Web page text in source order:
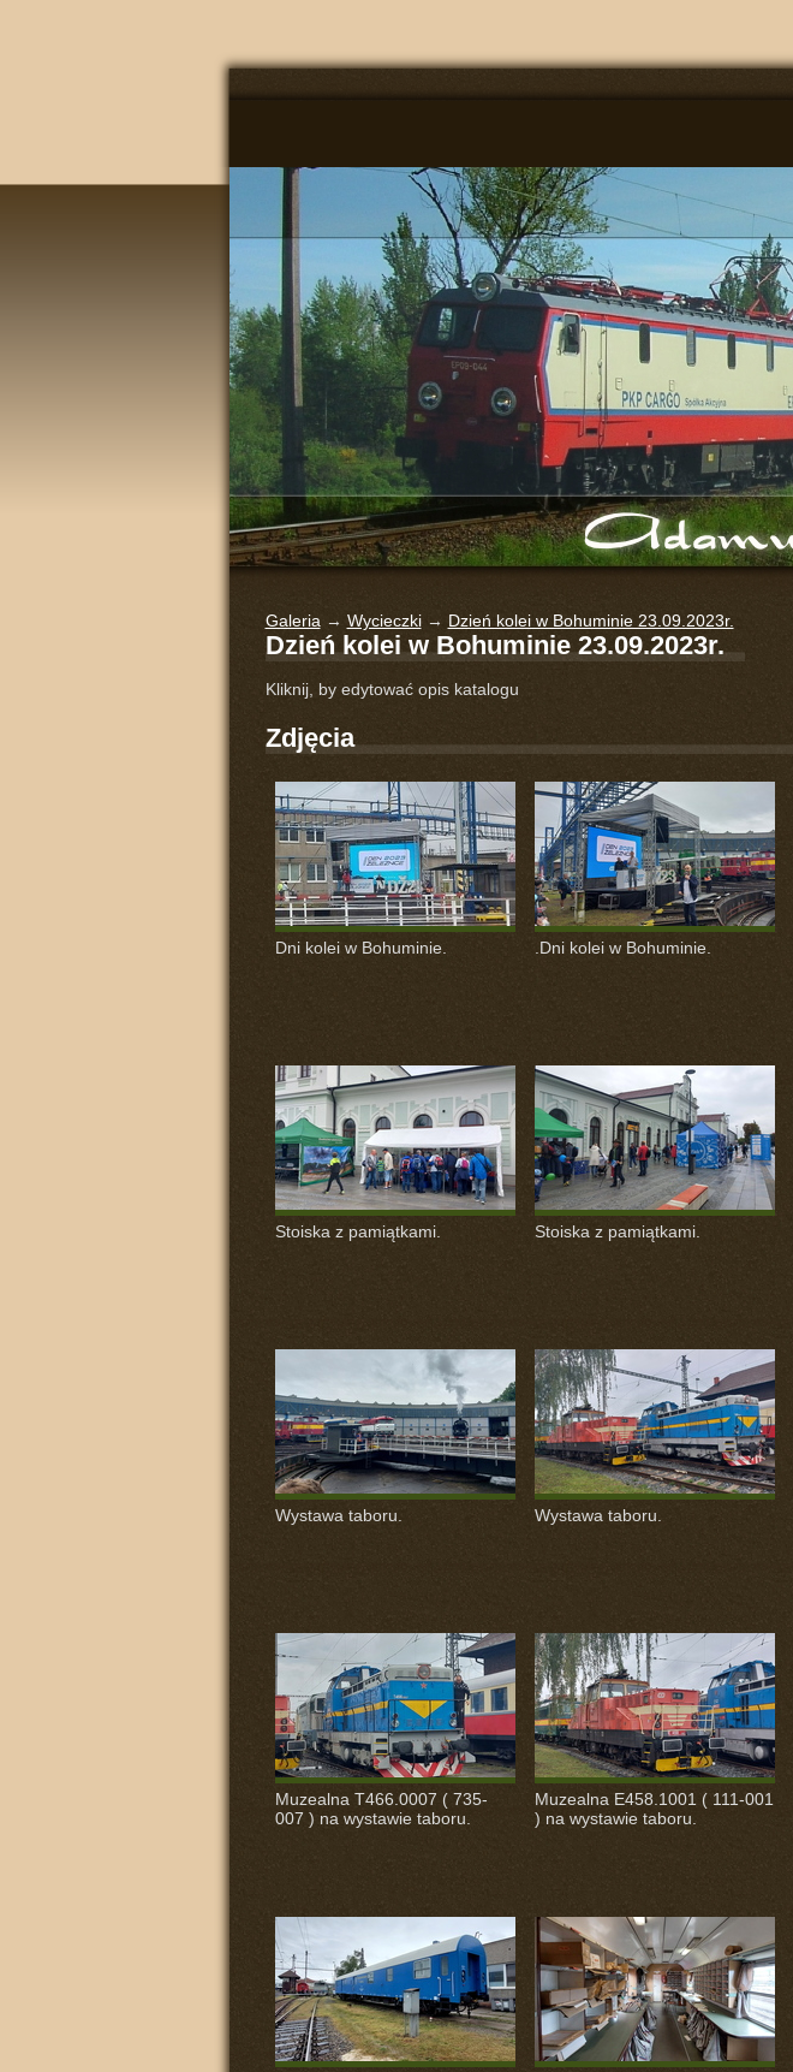
Galeria → Wycieczki→ Dzień kolei w Bohuminie 23.09.2023r.
Dzień kolei w Bohuminie 23.09.2023r.
Kliknij, by edytować opis katalogu
Zdjęcia
Dni kolei w Bohuminie. .Dni kolei w Bohuminie.
Stoiska z pamiątkami. Stoiska z pamiątkami.
Wystawa taboru. Wystawa taboru.
Muzealna T466.0007 ( 735-
007 ) na wystawie taboru.
Muzealna E458.1001 ( 111-001
) na wystawie taboru.